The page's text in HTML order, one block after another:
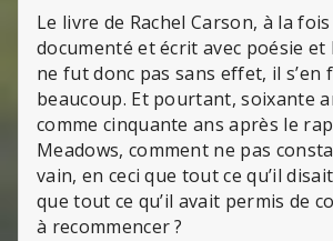
Le livre de Rachel Carson, à la
documenté et écrit avec poésie et
ne fut donc pas sans effet, il s’en
beaucoup. Et pourtant, soixante
comme cinquante ans après le
Meadows, comment ne pas
vain, en ceci que tout ce qu’il
que tout ce qu’il avait permis de
à recommencer ?